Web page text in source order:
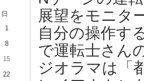
展望をモニ
自分の操作す
で運転士さ
ジオラマは「
日
1
8
15
22